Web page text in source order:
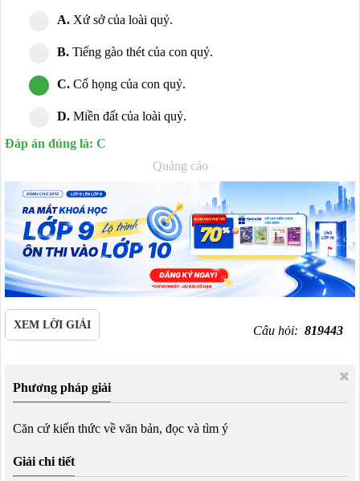
A. Xứ sở của loài quỷ.
B. Tiếng gào thét của con quỷ.
C. Cổ họng của con quỷ.
D. Miền đất của loài quỷ.
Đáp án đúng là: C
Quảng cáo
XEM LỜI GIẢI Câu hỏi: 819443
Phương pháp giải
Căn cứ kiến thức về văn bản, đọc và tìm ý
Giải chi tiết